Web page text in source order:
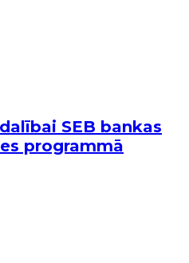
SEB bankas
programmā